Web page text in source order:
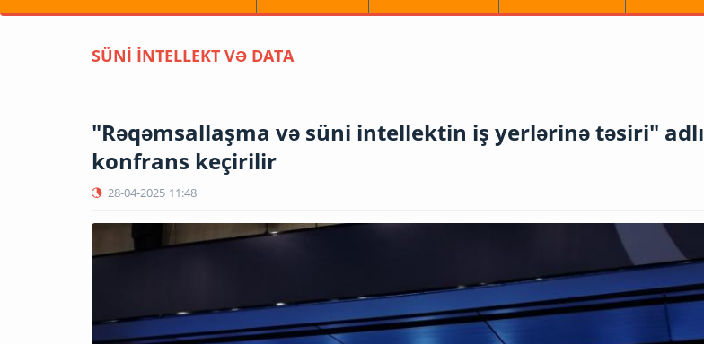
SÜNİ İNTELLEKT VƏ DATA
"Rəqəmsallaşma və süni intellektin iş yerlərinə təsiri" adlı
konfrans keçirilir
28-04-2025 11:48